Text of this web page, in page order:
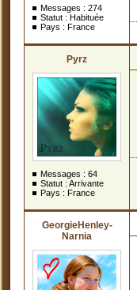
Messages : 274
Statut : Habituée
Pays : France
Pyrz
Messages : 64
Statut : Arrivante
Pays : France
GeorgieHenley-
Narnia